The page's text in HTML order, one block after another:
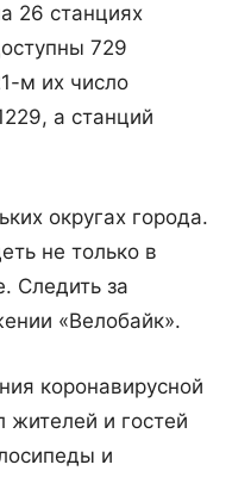
26 станциях
729
м их число
а станций
округах города.
не только в
Следить за
«Велобайк».
коронавирусной
жителей и гостей
и